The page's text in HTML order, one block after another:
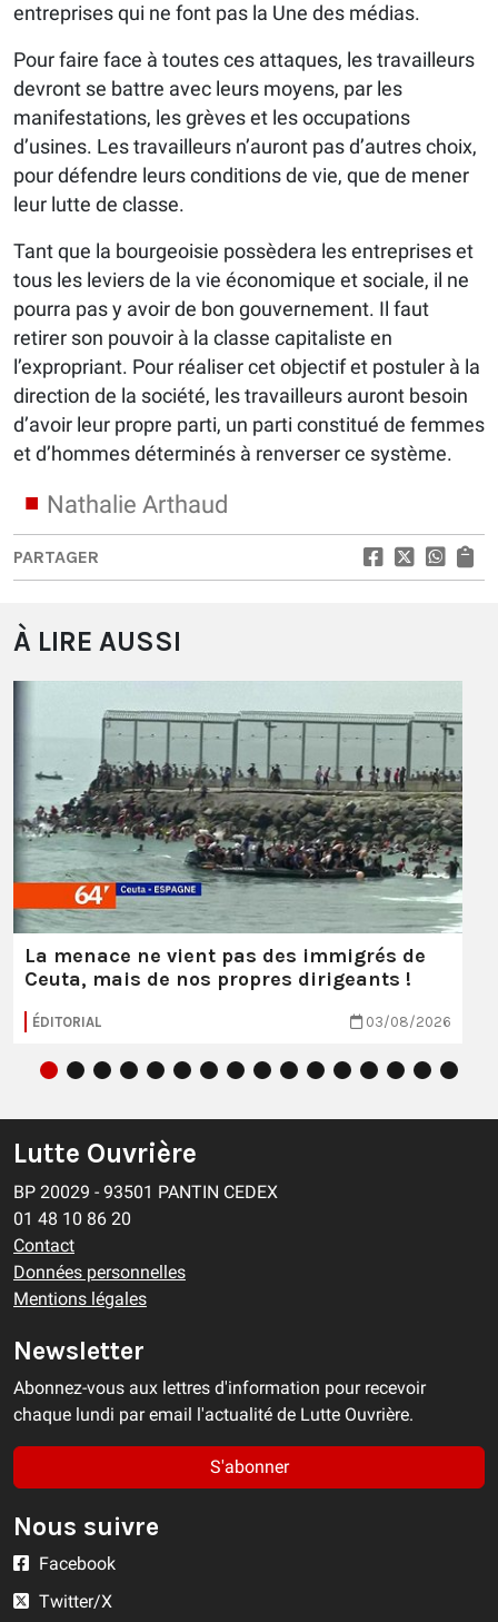
entreprises qui ne font pas la Une des médias.
Pour faire face à toutes ces attaques, les travailleurs
devront se battre avec leurs moyens, par les
manifestations, les grèves et les occupations
d’usines. Les travailleurs n’auront pas d’autres choix,
pour défendre leurs conditions de vie, que de mener
leur lutte de classe.
Tant que la bourgeoisie possèdera les entreprises et
tous les leviers de la vie économique et sociale, il ne
pourra pas y avoir de bon gouvernement. Il faut
retirer son pouvoir à la classe capitaliste en
l’expropriant. Pour réaliser cet objectif et postuler à la
direction de la société, les travailleurs auront besoin
d’avoir leur propre parti, un parti constitué de femmes
et d’hommes déterminés à renverser ce système.
Nathalie Arthaud
PARTAGER
À LIRE AUSSI
La menace ne vient pas des immigrés de
Ceuta, mais de nos propres dirigeants !
ÉDITORIAL 03/08/2026
Lutte Ouvrière
BP 20029 - 93501 PANTIN CEDEX
01 48 10 86 20
Contact
Données personnelles
Mentions légales
Newsletter
Abonnez-vous aux lettres d'information pour recevoir
chaque lundi par email l'actualité de Lutte Ouvrière.
S'abonner
Nous suivre
Facebook
Twitter/X